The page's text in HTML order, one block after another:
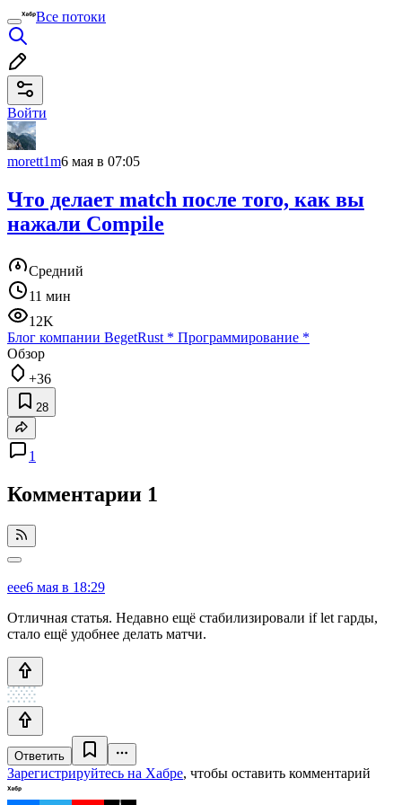
Все потоки
Войти
morett1m6 мая в 07:05
Что делает match после того, как вы
нажали Compile
Средний
11 мин
12K
Блог компании BegetRust * Программирование *
Обзор
+36
28
1
Комментарии 1
eee6 мая в 18:29
Отличная статья. Недавно ещё стабилизировали if let гарды,
стало ещё удобнее делать матчи.
Ответить
Зарегистрируйтесь на Хабре, чтобы оставить комментарий